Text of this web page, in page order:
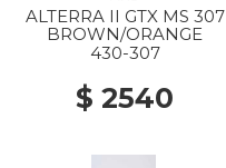
ALTERRA II GTX MS 307
BROWN/ORANGE
430-307
$ 2540